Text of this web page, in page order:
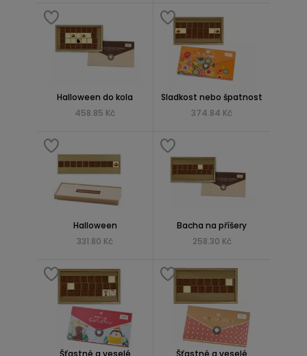
Halloween do kola
458.85 Kč
Sladkost nebo špatnost
374.84 Kč
Halloween
331.80 Kč
Bacha na příšery
258.30 Kč
Šťastné a veselé Šťastné a veselé